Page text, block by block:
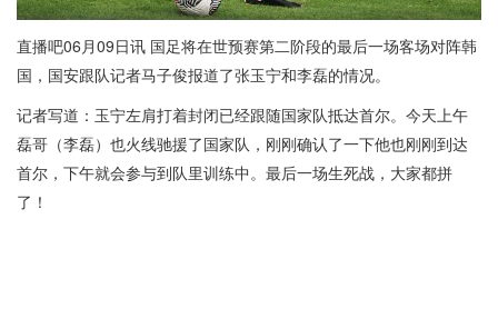
直播吧06月09日讯 国足将在世预赛第二阶段的最后一场客场对阵韩
国，国安跟队记者马子俊报道了张玉宁和李磊的情况。
记者写道：玉宁左肩打着封闭已经跟随国家队抵达首尔。今天上午
磊哥（李磊）也火线驰援了国家队，刚刚确认了一下他也刚刚到达
首尔，下午就会参与到队里训练中。最后一场生死战，大家都拼
了！